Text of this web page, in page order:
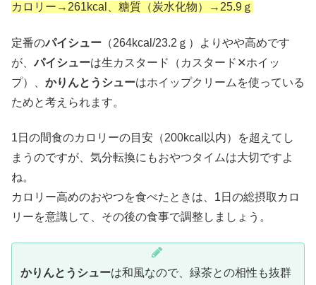
カロリー→261kcal、糖質（炭水化物）→25.9ｇ
定番のパイシュー （264kcal/23.2ｇ）よりやや高めです
が、パイシューは生カスタード（カスタード✕ホイッ
プ）、 かりんとうシューはホイップクリームを使っている
ためと考えられます。
1日の間食のカロリーの目安（200kcal以内）を超えてし
まうのですが、気分転換にもおやつタイムは大切ですよ
ね。
カロリー高めのおやつを食べたときは、1日の総摂取カロ
リーを意識して、その後の食事で調整しましょう。
かりんとうシューは和風なので、緑茶との相性も抜群